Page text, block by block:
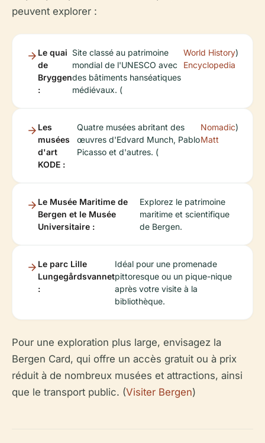
peuvent explorer :
Le quai
de
Bryggen
:
Site classé au patrimoine
mondial de l'UNESCO avec
des bâtiments hanséatiques
médiévaux. (
World History
Encyclopedia
)
Les
musées
d'art
KODE :
Quatre musées abritant des
œuvres d'Edvard Munch, Pablo
Picasso et d'autres. (
Nomadic
Matt
)
Le Musée Maritime de
Bergen et le Musée
Universitaire :
Explorez le patrimoine
maritime et scientifique
de Bergen.
Le parc Lille
Lungegårdsvannet
:
Idéal pour une promenade
pittoresque ou un pique-nique
après votre visite à la
bibliothèque.
Pour une exploration plus large, envisagez la
Bergen Card, qui offre un accès gratuit ou à prix
réduit à de nombreux musées et attractions, ainsi
que le transport public. (Visiter Bergen)